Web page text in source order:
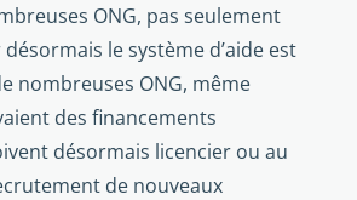
ONG, pas seulement
le système d’aide est
nombreuses ONG, même
des financements
désor­mais licencier ou au
de nouveaux